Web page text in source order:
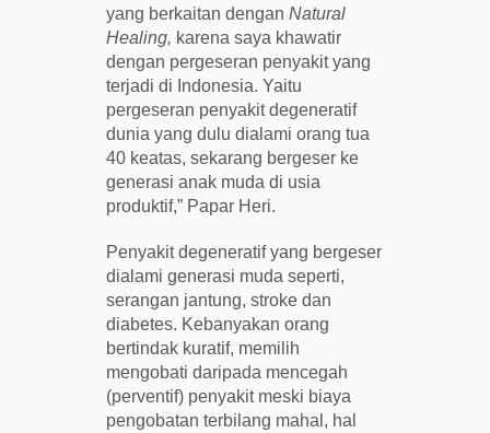
yang berkaitan dengan Natural
Healing, karena saya khawatir
dengan pergeseran penyakit yang
terjadi di Indonesia. Yaitu
pergeseran penyakit degeneratif
dunia yang dulu dialami orang tua
40 keatas, sekarang bergeser ke
generasi anak muda di usia
produktif,” Papar Heri.
Penyakit degeneratif yang bergeser
dialami generasi muda seperti,
serangan jantung, stroke dan
diabetes. Kebanyakan orang
bertindak kuratif, memilih
mengobati daripada mencegah
(perventif) penyakit meski biaya
pengobatan terbilang mahal, hal